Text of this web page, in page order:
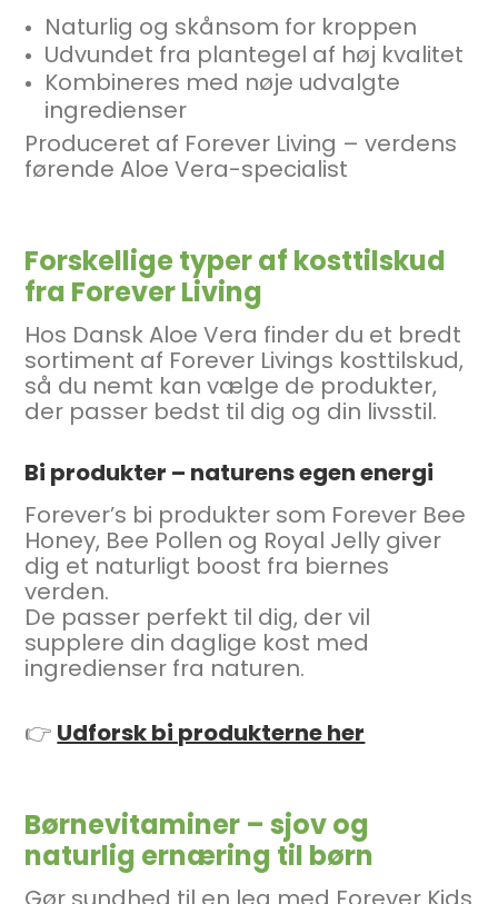
Naturlig og skånsom for kroppen
Udvundet fra plantegel af høj kvalitet
Kombineres med nøje udvalgte
ingredienser
Produceret af Forever Living – verdens
førende Aloe Vera-specialist
Forskellige typer af kosttilskud
fra Forever Living
Hos Dansk Aloe Vera finder du et bredt
sortiment af Forever Livings kosttilskud,
så du nemt kan vælge de produkter,
der passer bedst til dig og din livsstil.
Bi produkter – naturens egen energi
Forever’s bi produkter som Forever Bee
Honey, Bee Pollen og Royal Jelly giver
dig et naturligt boost fra biernes
verden.
De passer perfekt til dig, der vil
supplere din daglige kost med
ingredienser fra naturen.
👉 Udforsk bi produkterne her
Børnevitaminer – sjov og
naturlig ernæring til børn